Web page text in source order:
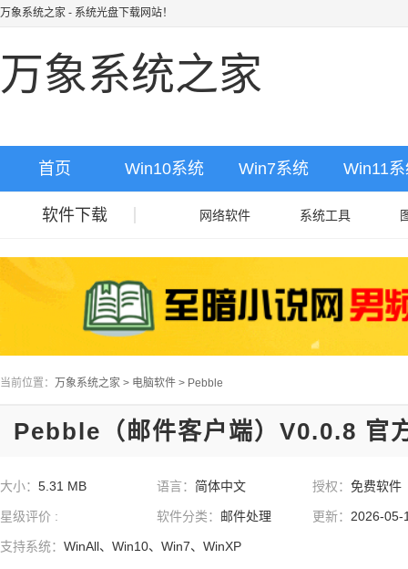
万象系统之家 - 系统光盘下载网站！
万象系统之家
首页 Win10系统 Win7系统 Win11
软件下载 网络软件 系统工具
当前位置： 万象系统之家 > 电脑软件 > Pebble
Pebble（邮件客户端）V0.0.8 官
大小： 5.31 MB 语言： 简体中文 授权：免费软件
星级评价 : 软件分类： 邮件处理 更新： 2026-05-
支持系统： WinAll、Win10、Win7、WinXP